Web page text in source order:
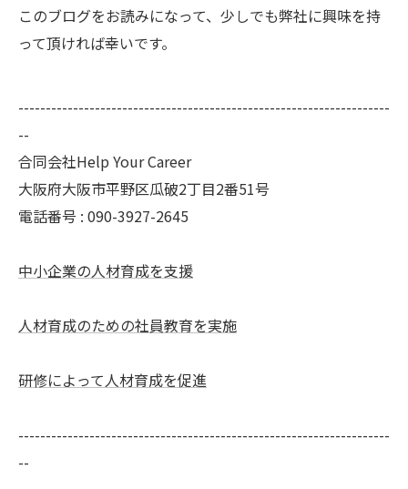
このブログをお読みになって、少しでも弊社に興味を持
って頂ければ幸いです。
--------------------------------------------------------------------
--
合同会社Help Your Career
大阪府大阪市平野区瓜破2丁目2番51号
電話番号 : 090-3927-2645
中小企業の人材育成を支援
人材育成のための社員教育を実施
研修によって人材育成を促進
--------------------------------------------------------------------
--